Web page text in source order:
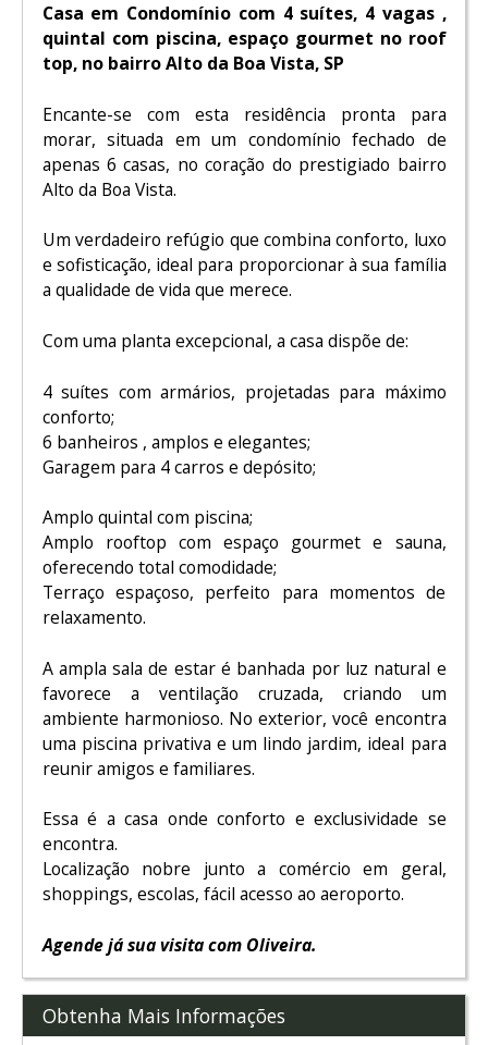
Casa em Condomínio com 4 suítes, 4 vagas ,
quintal com piscina, espaço gourmet no roof
top, no bairro Alto da Boa Vista, SP
Encante-se com esta residência pronta para
morar, situada em um condomínio fechado de
apenas 6 casas, no coração do prestigiado bairro
Alto da Boa Vista.
Um verdadeiro refúgio que combina conforto, luxo
e sofisticação, ideal para proporcionar à sua família
a qualidade de vida que merece.
Com uma planta excepcional, a casa dispõe de:
4 suítes com armários, projetadas para máximo
conforto;
6 banheiros , amplos e elegantes;
Garagem para 4 carros e depósito;
Amplo quintal com piscina;
Amplo rooftop com espaço gourmet e sauna,
oferecendo total comodidade;
Terraço espaçoso, perfeito para momentos de
relaxamento.
A ampla sala de estar é banhada por luz natural e
favorece a ventilação cruzada, criando um
ambiente harmonioso. No exterior, você encontra
uma piscina privativa e um lindo jardim, ideal para
reunir amigos e familiares.
Essa é a casa onde conforto e exclusividade se
encontra.
Localização nobre junto a comércio em geral,
shoppings, escolas, fácil acesso ao aeroporto.
Agende já sua visita com Oliveira.
Obtenha Mais Informações